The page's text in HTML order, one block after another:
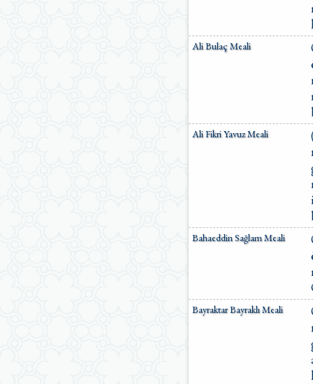
Ali Bulaç Meali
Ali Fikri Yavuz Meali
Bahaeddin Sağlam Meali
Bayraktar Bayraklı Meali